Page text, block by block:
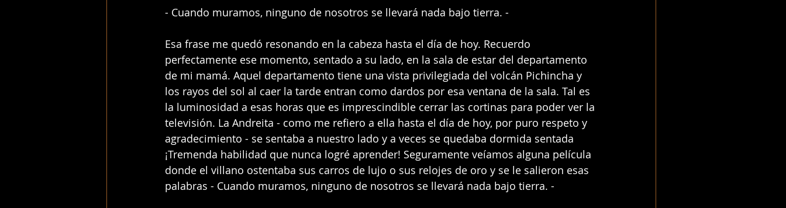
- Cuando muramos, ninguno de nosotros se llevará nada bajo tierra. -
Esa frase me quedó resonando en la cabeza hasta el día de hoy. Recuerdo
perfectamente ese momento, sentado a su lado, en la sala de estar del departamento
de mi mamá. Aquel departamento tiene una vista privilegiada del volcán Pichincha y
los rayos del sol al caer la tarde entran como dardos por esa ventana de la sala. Tal es
la luminosidad a esas horas que es imprescindible cerrar las cortinas para poder ver la
televisión. La Andreita - como me refiero a ella hasta el día de hoy, por puro respeto y
agradecimiento - se sentaba a nuestro lado y a veces se quedaba dormida sentada
¡Tremenda habilidad que nunca logré aprender! Seguramente veíamos alguna película
donde el villano ostentaba sus carros de lujo o sus relojes de oro y se le salieron esas
palabras - Cuando muramos, ninguno de nosotros se llevará nada bajo tierra. -